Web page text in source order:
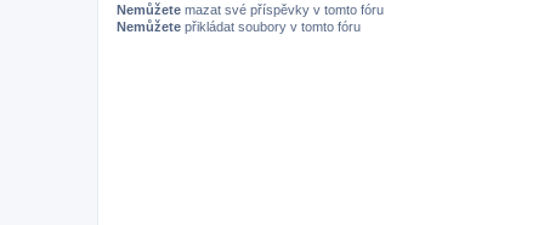
Nemůžete mazat své příspěvky v tomto fóru
Nemůžete přikládat soubory v tomto fóru